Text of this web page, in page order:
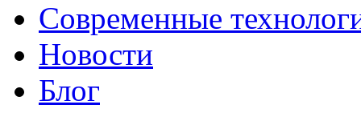
Современные
Новости
Блог